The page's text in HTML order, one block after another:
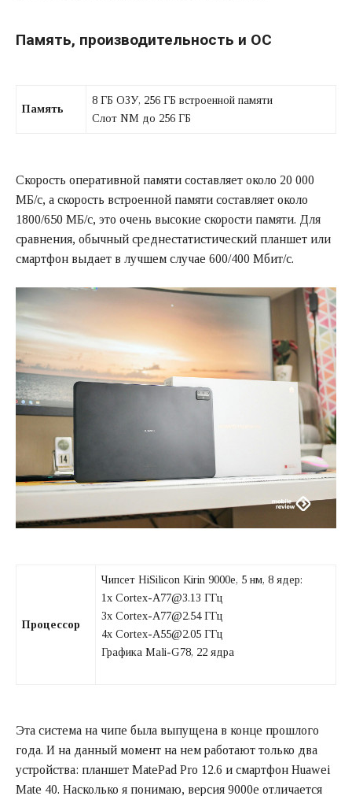
Память, производительность и ОС
Память
8 ГБ ОЗУ, 256 ГБ встроенной памяти
Слот NM до 256 ГБ
Скорость оперативной памяти составляет около 20 000
МБ/с, а скорость встроенной памяти составляет около
1800/650 МБ/с, это очень высокие скорости памяти. Для
сравнения, обычный среднестатистический планшет или
смартфон выдает в лучшем случае 600/400 Мбит/с.
Процессор
Чипсет HiSilicon Kirin 9000e, 5 нм, 8 ядер:
1x Cortex-A77@3.13 ГГц
3x Cortex-A77@2.54 ГГц
4x Cortex-A55@2.05 ГГц
Графика Mali-G78, 22 ядра
Эта система на чипе была выпущена в конце прошлого
года. И на данный момент на нем работают только два
устройства: планшет MatePad Pro 12.6 и смартфон Huawei
Mate 40. Насколько я понимаю, версия 9000e отличается